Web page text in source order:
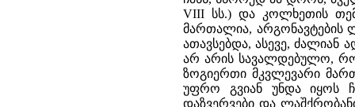
VIII სს.) და კოლხეთის
მართალია, არგონავტების
ათავსებდა, ასევე, ძალიან
არ არის სავალდებულო,
ზოგიერთი მკვლევარი
უფრო გვიან უნდა იყოს
დაზვერვები და